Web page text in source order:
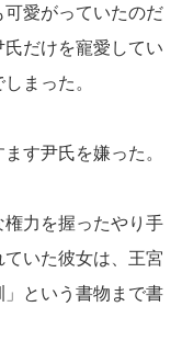
愛がっていたのだ
だけを寵愛してい
まった。
す尹氏を嫌った。
力を握ったやり手
いた彼女は、王宮
という書物まで書